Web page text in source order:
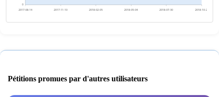
0
2017-08-14 2017-11-10 2018-02-05 2018-05-04 2018-07-30 2018-10-26
Pétitions promues par d'autres utilisateurs